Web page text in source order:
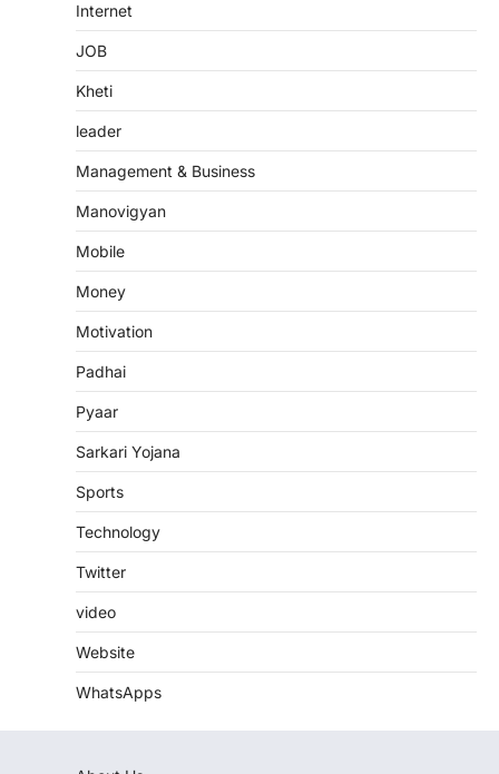
Internet
JOB
Kheti
leader
Management & Business
Manovigyan
Mobile
Money
Motivation
Padhai
Pyaar
Sarkari Yojana
Sports
Technology
Twitter
video
Website
WhatsApps